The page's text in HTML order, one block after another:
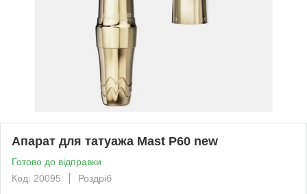
Апарат для татуажа Mast P60 new
Готово до відправки
Код: 20095
Роздріб